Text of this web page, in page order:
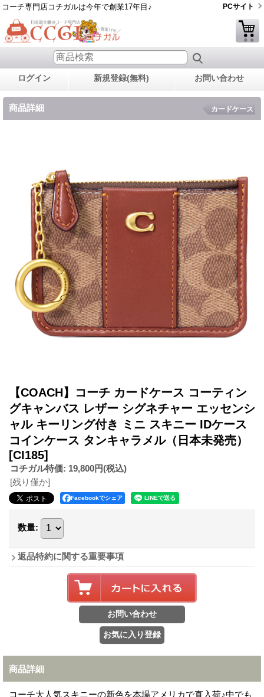
コーチ専門店コチガルは今年で創業17年目♪ PCサイト
ログイン 新規登録(無料) お問い合わせ
商品詳細 カードケース
【COACH】コーチ カードケース コーティン
グキャンバス レザー シグネチャー エッセンシ
ャル キーリング付き ミニ スキニー IDケース
コインケース タンキャラメル（日本未発売）
[CI185]
コチガル特価: 19,800円(税込)
[残り僅か]
Facebookでシェア
数量:
返品特約に関する重要事項
商品詳細
コーチ大人気スキニーの新色を本場アメリカで直入荷♪中でも